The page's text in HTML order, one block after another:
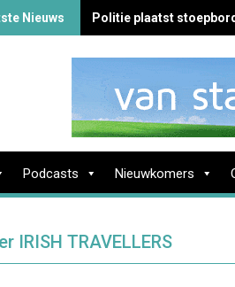
Nieuws Politie plaatst
Podcasts Nieuwkomers
IRISH TRAVELLERS